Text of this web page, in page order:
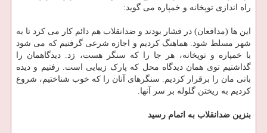
راه اندازی توپخانه و خمپاره می گوید:
این ها (مدافعان) در فشار بودند و ضدانقلاب هم دائم کار می کرد تا به
شهر مسلط شود. هماهنگ کردیم و اجازه شرعی گرفتیم که می شود
با خمپاره و توپخانه، هر جا را که سنگر هست، زد. دیدگاهمان را
گذاشتیم توی همان دیدگاه محل که پارک زیبایی است. رفتیم و دیده
بانی مان را برقرار کردیم. سنگرهای آنان را که خوب شناختیم، شروع
کردیم به ریختن گلوله بر سر آنها.
بنزین ضدانقلاب به اتمام رسید